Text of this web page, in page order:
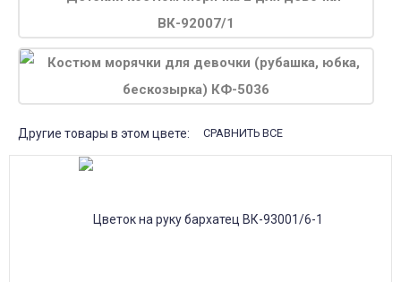
Другие товары в этом цвете: СРАВНИТЬ ВСЕ